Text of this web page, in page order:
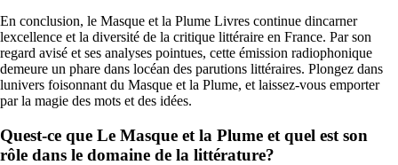
En conclusion, le Masque et la Plume Livres continue dincarner
lexcellence et la diversité de la critique littéraire en France. Par son
regard avisé et ses analyses pointues, cette émission radiophonique
demeure un phare dans locéan des parutions littéraires. Plongez dans
lunivers foisonnant du Masque et la Plume, et laissez-vous emporter
par la magie des mots et des idées.
Quest-ce que Le Masque et la Plume et quel est son
rôle dans le domaine de la littérature?